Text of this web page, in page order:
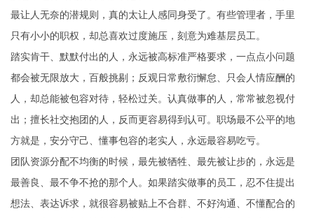
最让人无奈的潜规则，真的太让人感同身受了。有些管理者，手里
只有小小的职权，却总喜欢过度施压，刻意为难基层员工。
踏实肯干、默默付出的人，永远被高标准严格要求，一点点小问题
都会被无限放大，百般挑剔；反观日常敷衍懈怠、只会人情应酬的
人，却总能被包容对待，轻松过关。认真做事的人，常常被忽视付
出；擅长社交抱团的人，反而更容易得到认可。职场最不公平的地
方就是，安分守己、懂事包容的老实人，永远最容易吃亏。
团队资源分配不均衡的时候，最先被牺牲、最先被让步的，永远是
最善良、最不争不抢的那个人。如果踏实做事的员工，忍不住提出
想法、表达诉求，就很容易被贴上不合群、不好沟通、不懂配合的